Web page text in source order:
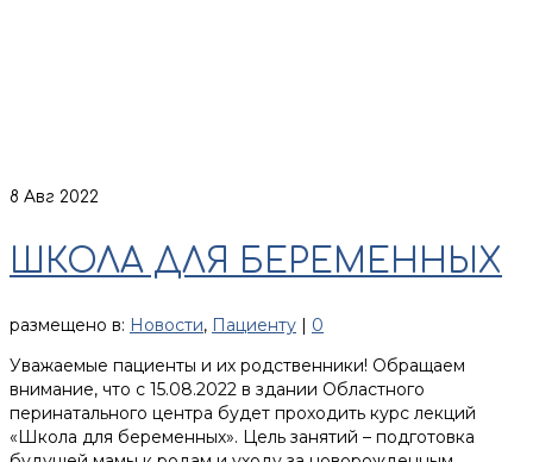
8 Авг 2022
ШКОЛА ДЛЯ БЕРЕМЕННЫХ
размещено в: Новости, Пациенту | 0
Уважаемые пациенты и их родственники! Обращаем
внимание, что с 15.08.2022 в здании Областного
перинатального центра будет проходить курс лекций
«Школа для беременных». Цель занятий – подготовка